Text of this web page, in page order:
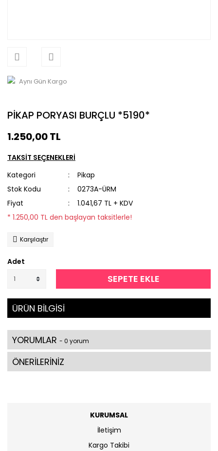
Aynı Gün Kargo
PİKAP PORYASI BURÇLU *5190*
1.250,00 TL
TAKSİT SEÇENEKLERİ
Kategori
Pikap
Stok Kodu
0273A-ÜRM
Fiyat
1.041,67 TL + KDV
* 1.250,00 TL den başlayan taksitlerle!
Karşılaştır
Adet
SEPETE EKLE
ÜRÜN BİLGİSİ
YORUMLAR - 0 yorum
ÖNERİLERİNİZ
KURUMSAL
İletişim
Kargo Takibi